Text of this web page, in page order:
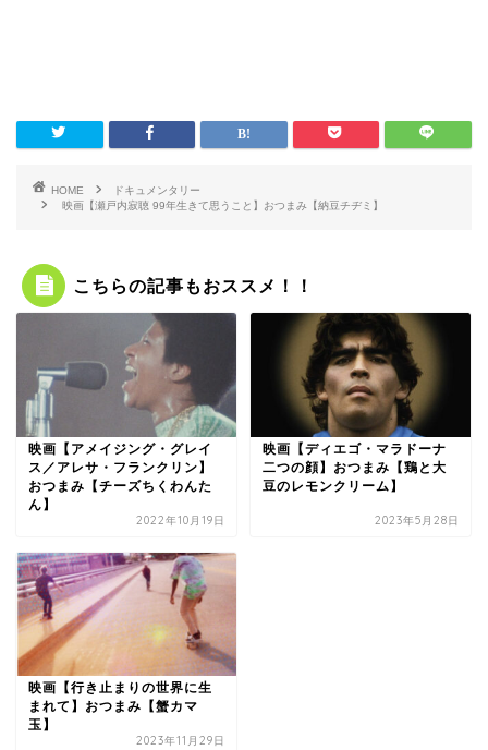
HOME
ドキュメンタリー
映画【瀬戸内寂聴 99年生きて思うこと】おつまみ【納豆チヂミ】
こちらの記事もおススメ！！
映画【アメイジング・グレイ
ス／アレサ・フランクリン】
おつまみ【チーズちくわんた
ん】
2022年10月19日
映画【ディエゴ・マラドーナ
二つの顔】おつまみ【鶏と大
豆のレモンクリーム】
2023年5月28日
映画【行き止まりの世界に生
まれて】おつまみ【蟹カマ
玉】
2023年11月29日